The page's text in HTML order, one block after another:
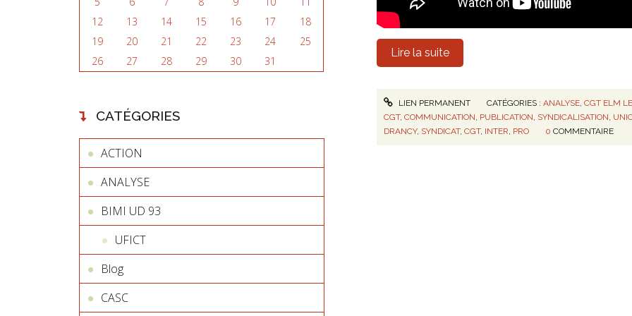
12
13 14 15 16 17
18
19
20 21 22 23 24
25
26
27 28 29 30 31
CATÉGORIES
ACTION
ANALYSE
BIMI UD 93
UFICT
Blog
CASC
Lire la suite
LIEN PERMANENT CATÉGORIES : ANALYSE, CGT ELM
CGT,COMMUNICATION, PUBLICATION, SYNDICALISATION,
DRANCY, SYNDICAT,CGT, INTER, PRO 0 COMMENTAIRE